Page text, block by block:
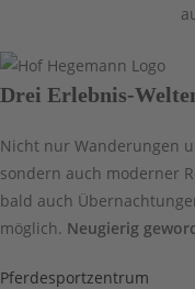
Drei Erlebnis-
Nicht nur Wanderungen
sondern auch moderner
bald auch
möglich. Neugierig
Pferdesportzentrum